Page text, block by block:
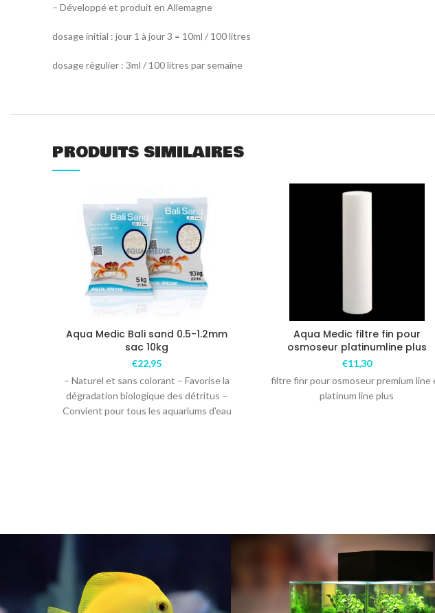
– Développé et produit en Allemagne
dosage initial : jour 1 à jour 3 = 10ml / 100 litres
dosage régulier : 3ml / 100 litres par semaine
PRODUITS SIMILAIRES
Aqua Medic Bali sand 0.5-1.2mm
sac 10kg
€22,95
– Naturel et sans colorant – Favorise la
dégradation biologique des détritus –
Convient pour tous les aquariums d’eau
Aqua Medic filtre fin pour
osmoseur platinumline plus
€11,30
filtre finr pour osmoseur premium line
platinum line plus